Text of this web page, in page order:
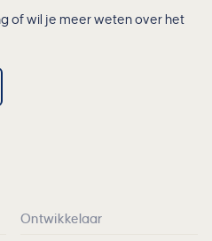
of wil je meer weten over het
Ontwikkelaar